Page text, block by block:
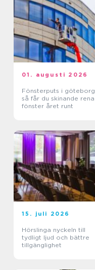
01. augusti 2026
Fönsterputs i göteborg
så får du skinande rena
fönster året runt
15. juli 2026
Hörslinga nyckeln till
tydligt ljud och bättre
tillgänglighet